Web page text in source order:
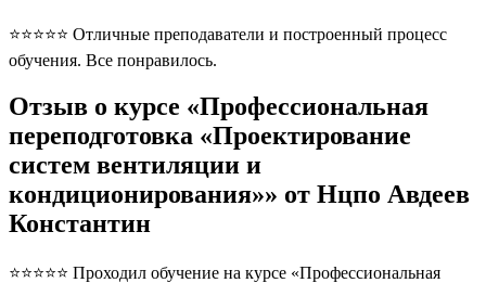
⭐⭐⭐⭐⭐ Отличные преподаватели и построенный процесс
обучения. Все понравилось.
Отзыв о курсе «Профессиональная
переподготовка «Проектирование
систем вентиляции и
кондиционирования»» от Нцпо Авдеев
Константин
⭐⭐⭐⭐⭐ Проходил обучение на курсе «Профессиональная